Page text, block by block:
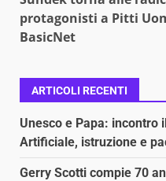
protagonisti a Pitti
BasicNet
ARTICOLI RECENTI
Unesco e Papa: incontro
Artificiale, istruzione e
Gerry Scotti compie 70